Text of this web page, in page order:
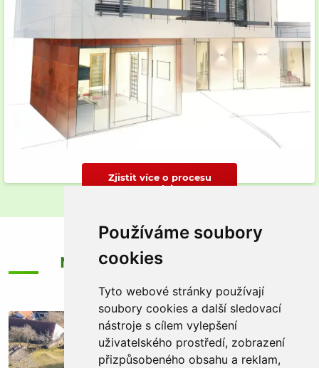
Používáme soubory
cookies
Tyto webové stránky používají
soubory cookies a další sledovací
nástroje s cílem vylepšení
uživatelského prostředí, zobrazení
přizpůsobeného obsahu a reklam,
Zjistit více o procesu
prodeje
Nejnovější nemovitosti v
mojí nabídce